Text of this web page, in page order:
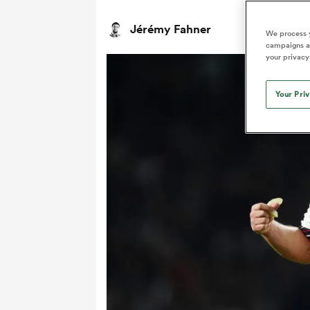
Jérémy Fahner
We process
campaigns
your
Your